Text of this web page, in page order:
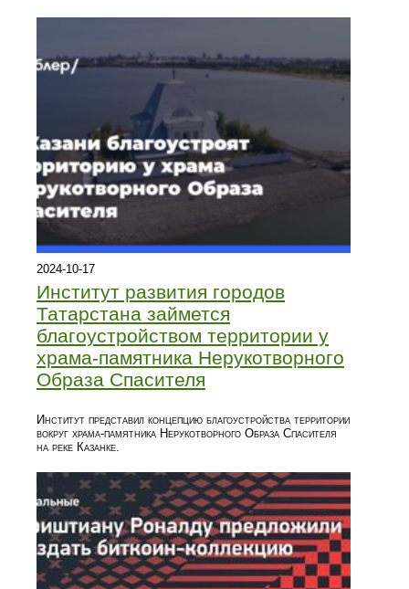
2024-10-17
Институт развития городов
Татарстана займется
благоустройством территории у
храма-памятника Нерукотворного
Образа Спасителя
Институт представил концепцию благоустройства территории
вокруг храма-памятника Нерукотворного Образа Спасителя
на реке Казанке.